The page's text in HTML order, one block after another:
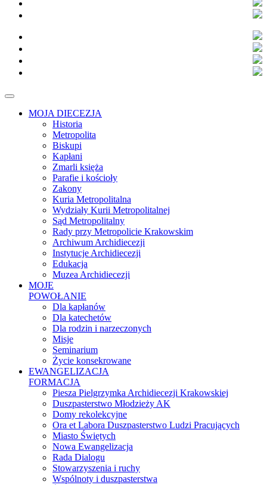
MOJA DIECEZJA
Historia
Metropolita
Biskupi
Kapłani
Zmarli księża
Parafie i kościoły
Zakony
Kuria Metropolitalna
Wydziały Kurii Metropolitalnej
Sąd Metropolitalny
Rady przy Metropolicie Krakowskim
Archiwum Archidiecezji
Instytucje Archidiecezji
Edukacja
Muzea Archidiecezji
MOJE
POWOŁANIE
Dla kapłanów
Dla katechetów
Dla rodzin i narzeczonych
Misje
Seminarium
Życie konsekrowane
EWANGELIZACJA
FORMACJA
Piesza Pielgrzymka Archidiecezji Krakowskiej
Duszpasterstwo Młodzieży AK
Domy rekolekcyjne
Ora et Labora Duszpasterstwo Ludzi Pracujących
Miasto Świętych
Nowa Ewangelizacja
Rada Dialogu
Stowarzyszenia i ruchy
Wspólnoty i duszpasterstwa